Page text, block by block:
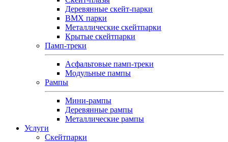
Деревянные скейт‑парки
BMX парки
Металлические скейтпарки
Крытые скейтпарки
Памп-треки
Асфальтовые памп‑треки
Модульные пампы
Рампы
Мини-рампы
Деревянные рампы
Металлические рампы
Услуги
Скейтпарки